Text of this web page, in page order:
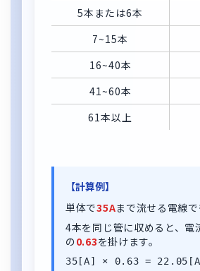
5本または6本
7~15本
16~40本
41~60本
61本以上
【計算例】
単体で35Aまで流せる電線
4本を同じ管に収めると、電
の0.63を掛けます。
35[A] × 0.63 =